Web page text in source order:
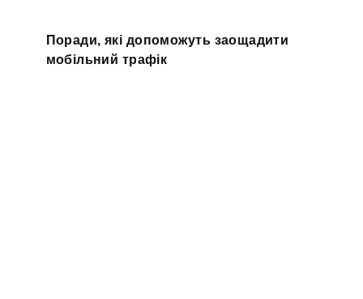
Поради, які допоможуть заощадити
мобільний трафік